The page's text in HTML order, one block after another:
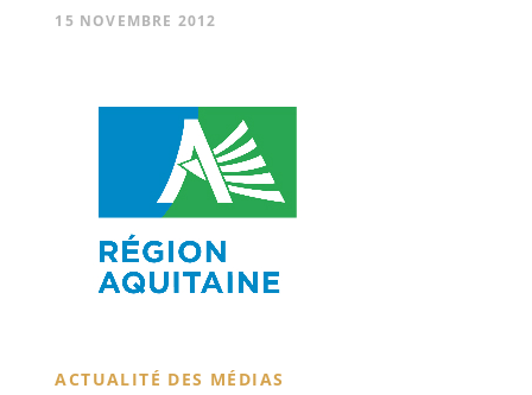
15 NOVEMBRE 2012
ACTUALITÉ DES MÉDIAS